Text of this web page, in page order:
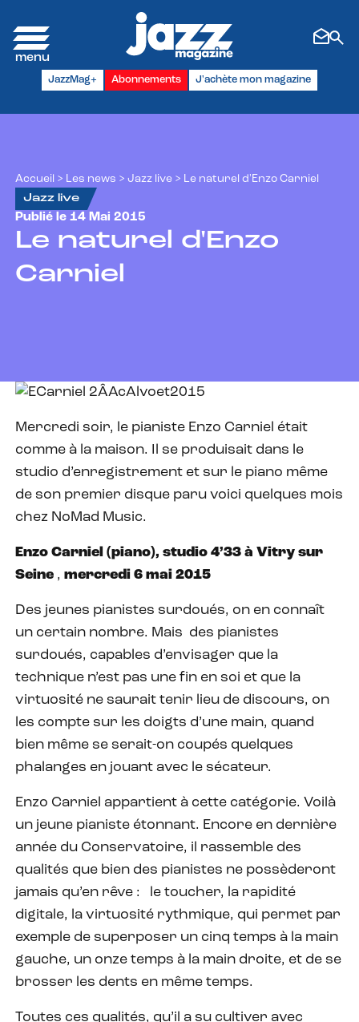
JazzMag+ Abonnements J'achète mon magazine
Accueil > Les news > Jazz live > Le naturel d'Enzo Carniel
Jazz live
Publié le 14 Mai 2015
Le naturel d'Enzo
Carniel
Mercredi soir, le pianiste Enzo Carniel était
comme à la maison. Il se produisait dans le
studio d’enregistrement et sur le piano même
de son premier disque paru voici quelques mois
chez NoMad Music.
Enzo Carniel (piano), studio 4’33 à Vitry sur
Seine , mercredi 6 mai 2015
Des jeunes pianistes surdoués, on en connaît
un certain nombre. Mais des pianistes
surdoués, capables d’envisager que la
technique n’est pas une fin en soi et que la
virtuosité ne saurait tenir lieu de discours, on
les compte sur les doigts d’une main, quand
bien même se serait-on coupés quelques
phalanges en jouant avec le sécateur.
Enzo Carniel appartient à cette catégorie. Voilà
un jeune pianiste étonnant. Encore en dernière
année du Conservatoire, il rassemble des
qualités que bien des pianistes ne possèderont
jamais qu’en rêve :
le toucher, la rapidité
digitale, la virtuosité rythmique, qui permet par
exemple de superposer un cinq temps à la main
gauche, un onze temps à la main droite, et de se
brosser les dents en même temps.
Toutes ces qualités, qu’il a su cultiver avec